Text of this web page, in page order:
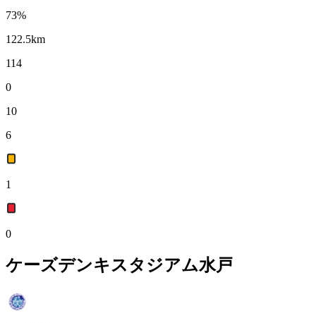
73%
122.5km
114
0
10
6
1
0
ケーズデンキスタジアム水戸